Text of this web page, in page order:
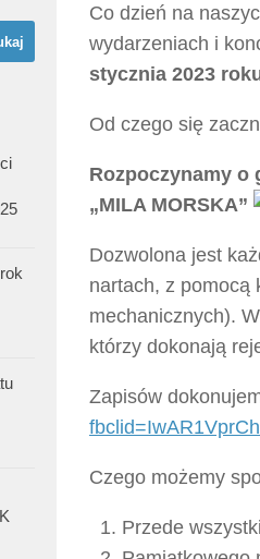
Co dzień na
wydarzeniach i
stycznia 2023
Od czego się
Rozpoczynamy o
„MILA MORSKA”
Dozwolona jest
nartach, z pomocą
mechanicznych).
którzy dokonają
Zapisów
Czego możemy
Przede